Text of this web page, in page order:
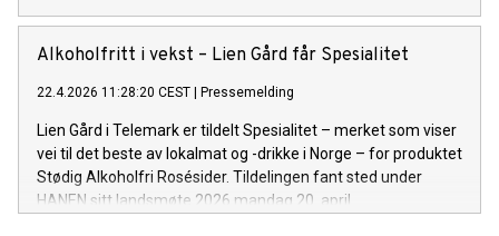
Alkoholfritt i vekst – Lien Gård får Spesialitet
22.4.2026 11:28:20 CEST Pressemelding
Lien Gård i Telemark er tildelt Spesialitet – merket som viser
vei til det beste av lokalmat og -drikke i Norge – for produktet
Stødig Alkoholfri Rosésider. Tildelingen fant sted under
HANEN sitt landsmøte 2026 mandag 20. april.